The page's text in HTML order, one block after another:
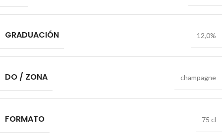
GRADUACIÓN 12,0%
DO / ZONA champagne
FORMATO 75 cl